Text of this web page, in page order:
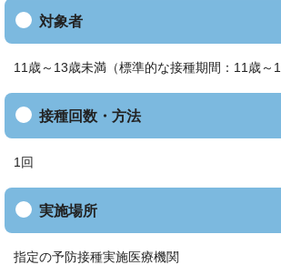
対象者
11歳～13歳未満（標準的な接種期間：11歳～
接種回数・方法
1回
実施場所
指定の予防接種実施医療機関